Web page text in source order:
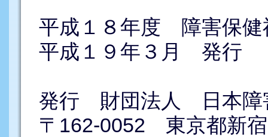
平成１８年度 障害保健
平成１９年３月 発行
発行 財団法人 日本障
〒162-0052 東京都新